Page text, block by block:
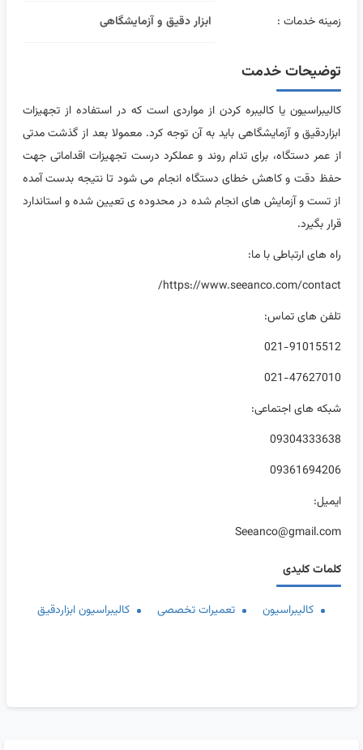
زمینه خدمات : ابزار دقیق و آزمایشگاهی
توضیحات خدمت
کالیبراسیون یا کالیبره کردن از مواردی است که در استفاده از تجهیزات
ابزاردقیق و آزمایشگاهی باید به آن توجه کرد. معمولا بعد از گذشت مدتی
از عمر دستگاه، برای تدام روند و عملکرد درست تجهیزات اقداماتی جهت
حفظ دقت و کاهش خطای دستگاه انجام می شود تا نتیجه بدست آمده
از تست و آزمایش های انجام شده در محدوده ی تعیین شده و استاندارد
قرار بگیرد.
راه های ارتباطی با ما:
https://www.seeanco.com/contact/
تلفن های تماس:
021-91015512
021-47627010
شبکه های اجتماعی:
09304333638
09361694206
ایمیل:
Seeanco@gmail.com
کلمات کلیدی
کالیبراسیون تعمیرات تخصصی کالیبراسیون ابزاردقیق